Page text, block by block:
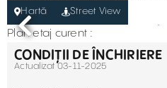
Hartă
Street View
Plan etaj curent :
CONDIȚII DE ÎNCHIRIERE
Actualizat 03-11-2025